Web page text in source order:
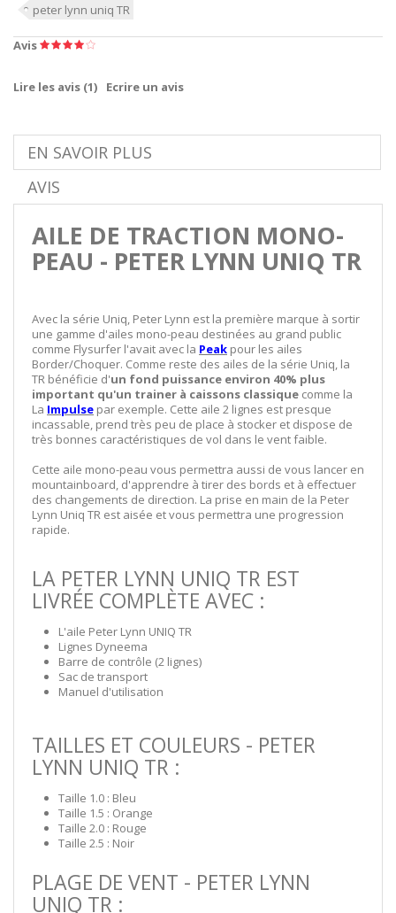
peter lynn uniq TR
Avis
Lire les avis (1) Ecrire un avis
EN SAVOIR PLUS
AVIS
AILE DE TRACTION MONO-
PEAU - PETER LYNN UNIQ TR
Avec la série Uniq, Peter Lynn est la première marque à sortir
une gamme d'ailes mono-peau destinées au grand public
comme Flysurfer l'avait avec la Peak pour les ailes
Border/Choquer. Comme reste des ailes de la série Uniq, la
TR bénéficie d'un fond puissance environ 40% plus
important qu'un trainer à caissons classique comme la
La Impulse par exemple. Cette aile 2 lignes est presque
incassable, prend très peu de place à stocker et dispose de
très bonnes caractéristiques de vol dans le vent faible.
Cette aile mono-peau vous permettra aussi de vous lancer en
mountainboard, d'apprendre à tirer des bords et à effectuer
des changements de direction. La prise en main de la Peter
Lynn Uniq TR est aisée et vous permettra une progression
rapide.
LA PETER LYNN UNIQ TR EST
LIVRÉE COMPLÈTE AVEC :
L'aile Peter Lynn UNIQ TR
Lignes Dyneema
Barre de contrôle (2 lignes)
Sac de transport
Manuel d'utilisation
TAILLES ET COULEURS - PETER
LYNN UNIQ TR :
Taille 1.0 : Bleu
Taille 1.5 : Orange
Taille 2.0 : Rouge
Taille 2.5 : Noir
PLAGE DE VENT - PETER LYNN
UNIQ TR :